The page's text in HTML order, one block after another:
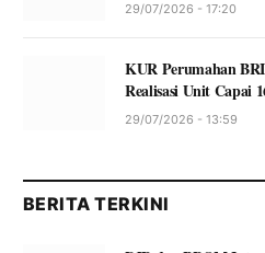
29/07/2026 - 17:20
KUR Perumahan
Realisasi Unit Capai
29/07/2026 - 13:59
BERITA TERKINI